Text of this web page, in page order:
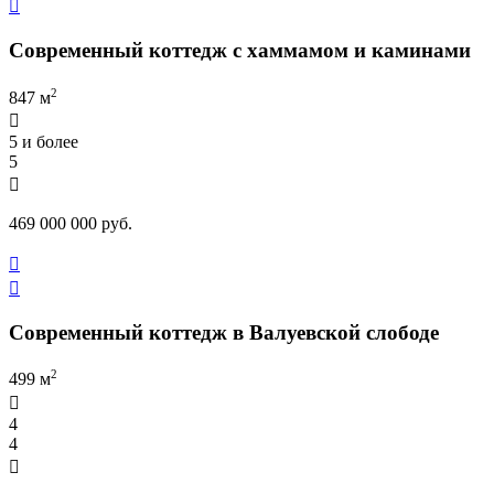

Современный коттедж с хаммамом и каминами
847 м2

5 и более
5

469 000 000 руб.


Современный коттедж в Валуевской слободе
499 м2

4
4
